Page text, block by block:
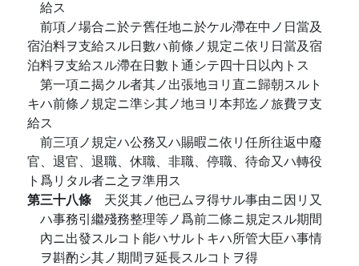
給ス
前項ノ場合ニ於テ舊任地ニ於ケル滯在中ノ日當及
宿泊料ヲ支給スル日數ハ前條ノ規定ニ依リ日當及宿
泊料ヲ支給スル滯在日數ト通シテ四十日以內トス
第一項ニ揭クル者其ノ出張地ヨリ直ニ歸朝スルト
キハ前條ノ規定ニ準シ其ノ地ヨリ本邦迄ノ旅費ヲ支
給ス
前三項ノ規定ハ公務又ハ賜暇ニ依リ任所往返中廢
官、退官、退職、休職、非職、停職、待命又ハ轉役
ト爲リタル者ニ之ヲ準用ス
第三十八條 天災其ノ他已ムヲ得サル事由ニ因リ又
ハ事務引繼殘務整理等ノ爲前二條ニ規定スル期間
內ニ出發スルコト能ハサルトキハ所管大臣ハ事情
ヲ斟酌シ其ノ期間ヲ延長スルコトヲ得